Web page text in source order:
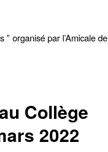
” organisé par l’Amicale de
Collège
2022